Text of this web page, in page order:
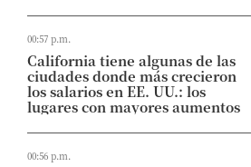
00:57 p.m.
California tiene algunas de las
ciudades donde más crecieron
los salarios en EE. UU.: los
lugares con mayores aumentos
00:56 p.m.